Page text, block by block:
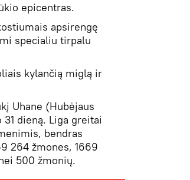
epicentras.
apsirengę
specialiu tirpalu
kylančią miglą ir
Uhane (Hubėjaus
dieną. Liga greitai
bendras
264 žmones, 1669
500 žmonių.